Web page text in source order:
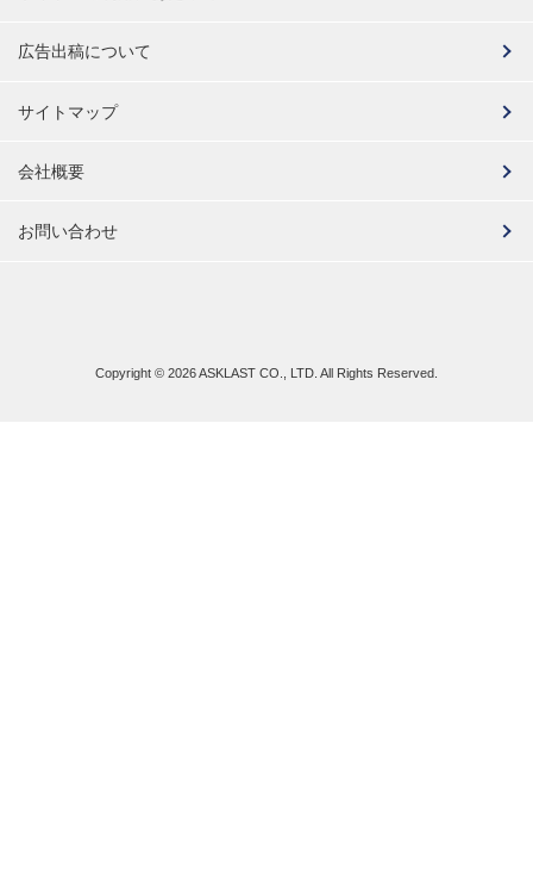
広告出稿について
サイトマップ
会社概要
お問い合わせ
Copyright © 2026 ASKLAST CO., LTD. All Rights Reserved.